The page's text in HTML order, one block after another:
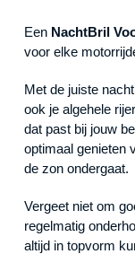
Een NachtBril
voor elke
Met de juiste
ook je algehele
dat past bij jouw
optimaal genieten
de zon ondergaat.
Vergeet niet om
regelmatig
altijd in topvorm